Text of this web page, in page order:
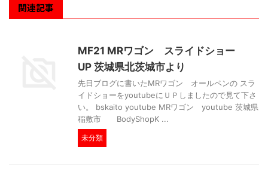
関連記事
MF21 MRワゴン スライドショー
UP 茨城県北茨城市より
先日ブログに書いたMRワゴン オールペンの スラ
イドショーをyoutubeにＵＰしましたので見て下さ
い。 bskaito youtube MRワゴン youtube 茨城県
稲敷市 BodyShopK ...
未分類